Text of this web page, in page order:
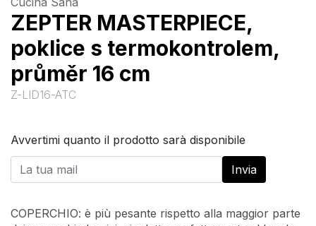
ZEPTER MASTERPIECE,
poklice s termokontrolem,
průměr 16 cm
Z-LID16-ATC
Avvertimi quanto il prodotto sarà disponibile
COPERCHIO: è più pesante rispetto alla maggior parte